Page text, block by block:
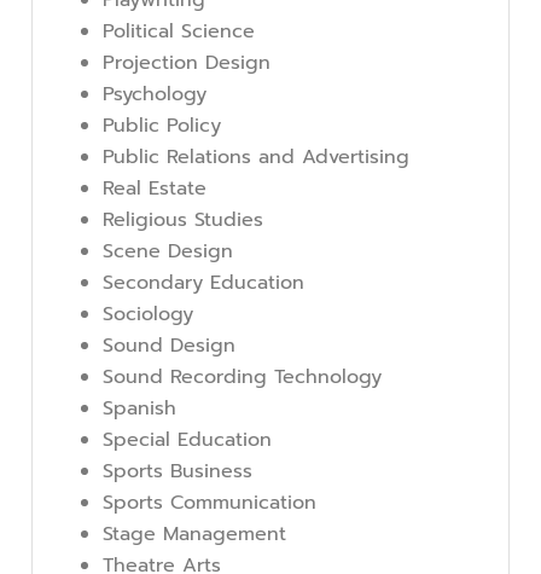
Political Science
Projection Design
Psychology
Public Policy
Public Relations and Advertising
Real Estate
Religious Studies
Scene Design
Secondary Education
Sociology
Sound Design
Sound Recording Technology
Spanish
Special Education
Sports Business
Sports Communication
Stage Management
Theatre Arts